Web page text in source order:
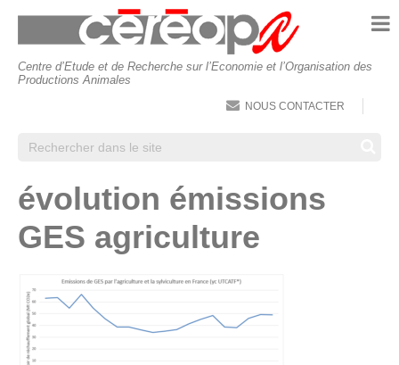
ACCUEIL
À PROPOS DU CÉRÉOPA
RÉFÉRENCES
ALIMENTATION ET FILIÈRES DE
PRODUCTION ANIMALE
PERFORMANCE ET DURABILITÉ DES
Centre d’Etude et de Recherche sur l’Economie et l’Organisation des
Productions Animales
NOUS CONTACTER
évolution émissions
GES agriculture